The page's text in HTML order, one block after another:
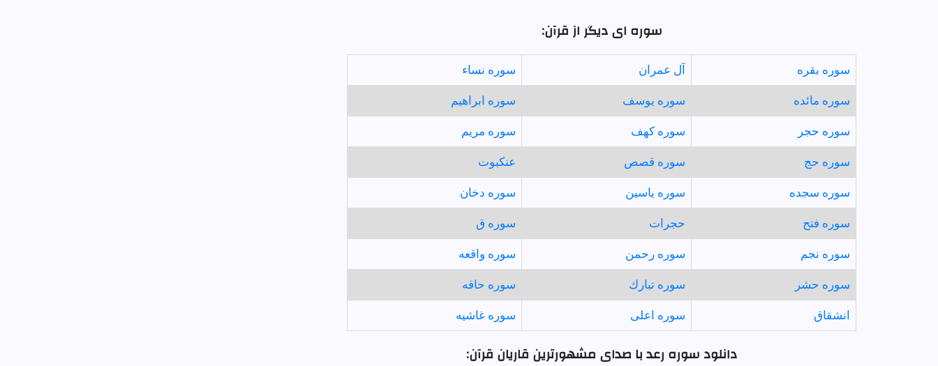
سوره ای دیگر از قرآن:
سوره بقره آل عمران سوره نساء
سوره مائده سوره يوسف سوره ابراهيم
سوره حجر سوره كهف سوره مريم
سوره حج سوره قصص عنكبوت
سوره سجده سوره ياسين سوره دخان
سوره فتح حجرات سوره ق
سوره نجم سوره رحمن سوره واقعه
سوره حشر سوره تبارك سوره حاقه
انشقاق سوره اعلى سوره غاشيه
دانلود سوره رعد با صدای مشهورترین قاریان قرآن: